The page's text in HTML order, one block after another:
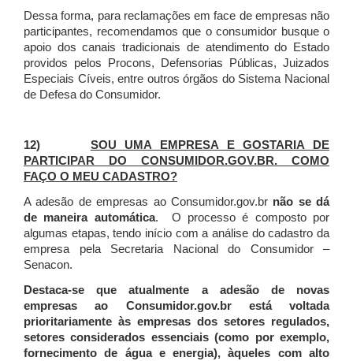
Dessa forma, para reclamações em face de empresas não
participantes, recomendamos que o consumidor busque o
apoio dos canais tradicionais de atendimento do Estado
providos pelos Procons, Defensorias Públicas, Juizados
Especiais Cíveis, entre outros órgãos do Sistema Nacional
de Defesa do Consumidor.
12) SOU UMA EMPRESA E GOSTARIA DE
PARTICIPAR DO CONSUMIDOR.GOV.BR. COMO
FAÇO O MEU CADASTRO?
A adesão de empresas ao Consumidor.gov.br não se dá
de maneira automática. O processo é composto por
algumas etapas, tendo início com a análise do cadastro da
empresa pela Secretaria Nacional do Consumidor –
Senacon.
Destaca-se que atualmente a adesão de novas
empresas ao Consumidor.gov.br está voltada
prioritariamente às empresas dos setores regulados,
setores considerados essenciais (como por exemplo,
fornecimento de água e energia), àqueles com alto